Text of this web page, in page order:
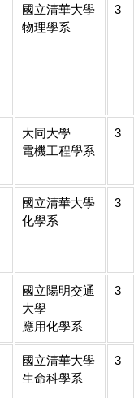
國立清華大學
物理學系
3
大同大學
電機工程學系
3
國立清華大學
化學系
3
國立陽明交通
大學
應用化學系
3
國立清華大學
生命科學系
3